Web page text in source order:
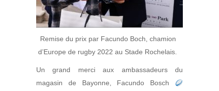
Remise du prix par Facundo Boch, chamion
d’Europe de rugby 2022 au Stade Rochelais.
Un grand merci aux ambassadeurs du
magasin de Bayonne, Facundo Bosch